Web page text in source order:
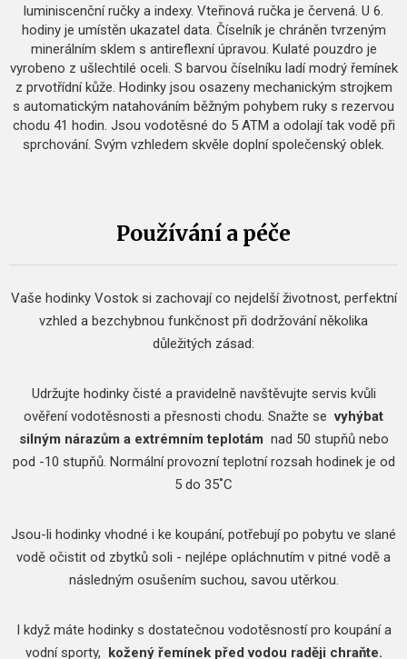
luminiscenční ručky a indexy. Vteřinová ručka je červená. U 6.
hodiny je umístěn ukazatel data. Číselník je chráněn tvrzeným
minerálním sklem s antireflexní úpravou. Kulaté pouzdro je
vyrobeno z ušlechtilé oceli. S barvou číselníku ladí modrý řemínek
z prvotřídní kůže. Hodinky jsou osazeny mechanickým strojkem
s automatickým natahováním běžným pohybem ruky s rezervou
chodu 41 hodin. Jsou vodotěsné do 5 ATM a odolají tak vodě při
sprchování. Svým vzhledem skvěle doplní společenský oblek.
Používání a péče
Vaše hodinky Vostok si zachovají co nejdelší životnost, perfektní
vzhled a bezchybnou funkčnost při dodržování několika
důležitých zásad:
Udržujte hodinky čisté a pravidelně navštěvujte servis kvůli
ověření vodotěsnosti a přesnosti chodu. Snažte sevyhýbat
silným nárazům a extrémním teplotám nad 50 stupňů nebo
pod -10 stupňů. Normální provozní teplotní rozsah hodinek je od
5 do 35˚C
Jsou-li hodinky vhodné i ke koupání, potřebují po pobytu ve slané
vodě očistit od zbytků soli - nejlépe opláchnutím v pitné vodě a
následným osušením suchou, savou utěrkou.
I když máte hodinky s dostatečnou vodotěsností pro koupání a
vodní sporty, kožený řemínek před vodou raději chraňte.